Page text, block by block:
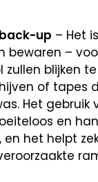
up – Het
bewaren –
zullen blijken
of tapes
Het
en
en het helpt